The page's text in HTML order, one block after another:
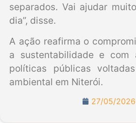
separados. Vai ajudar
dia”, disse.
A ação reafirma o
a sustentabilidade e com
políticas públicas
ambiental em Niterói.
27/05/2026